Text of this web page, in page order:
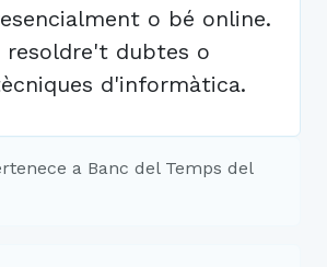
o bé online.
resoldre't dubtes o
d'informàtica.
a Banc del Temps del